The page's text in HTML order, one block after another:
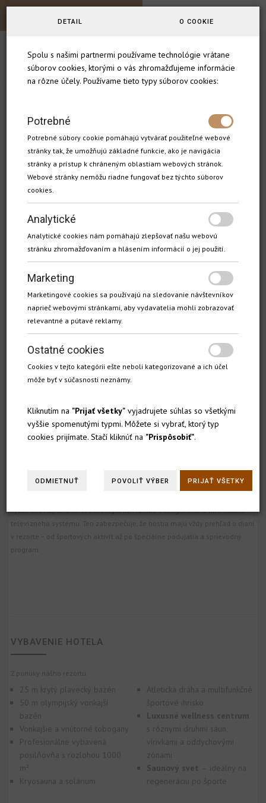
X-BIONIC HOTEL
1
VOĽBA OSÔB
2
VOĽBA IZBY
3
OSOBNÉ ÚDAJE
4
POTVRDENIE
X-BIONIC HOTEL
5.0 / 5
X-BIONIC® HOTEL - DOKONALÉ ZÁZEMIE
PRE VÁŠ POBYT.
INFORMÁCIE O HOTELI
X-BIONIC® HOTEL ponúka moderné a komfortné ubytovanie v priestranných
aj návštevníkov hľadajúcich oddych v exkluzívnom prostredí súkromného
rezortu.
vybavené najnovšími technológiami, vrátane inteligentného informačno-
televízneho systému. Ten zabezpečuje, že hostia majú vždy prehľad o dianí
v rezorte – od športových aktivít až po špeciálne podujatia a sprievodný
program.
VYBAVENIE HOTELA
Z ponuky nášho rezortu:
25 m krytý plavecký bazén
50 m olympijský vonkajší
bazén
Vonkajšie a vnútorné tobogany
Profesionálne vybavená
posilňovňa s rozlohou 1000
m²
Kryosauna a solárium
Atletická dráha a multifunkčné
športové ihrisko
Luxusné wellness centrum
s rôznymi druhmi sáun,
vírivkami a oddychovými
zónami
Saunový svet – ideálny na
regeneráciu po športe
DETAIL O COOKIE
Spolu s našimi partnermi používame technológie vrátane
súborov cookies, ktorými o vás zhromažďujeme informácie
na rôzne účely. Používame tieto typy súborov cookies:
Potrebné
Potrebné súbory cookie pomáhajú vytvárať použiteľné webové
stránky tak, že umožňujú základné funkcie, ako je navigácia
stránky a prístup k chráneným oblastiam webových stránok.
Webové stránky nemôžu riadne fungovať bez týchto súborov
cookies.
Analytické
Analytické cookies nám pomáhajú zlepšovať našu webovú
stránku zhromažďovaním a hlásením informácií o jej použití.
Marketing
Marketingové cookies sa používajú na sledovanie návštevníkov
naprieč webovými stránkami, aby vydavatelia mohli zobrazovať
relevantné a pútavé reklamy.
Ostatné cookies
Cookies v tejto kategórii ešte neboli kategorizované a ich účel
môže byť v súčasnosti neznámy.
Kliknutím na "Prijať všetky" vyjadrujete súhlas so všetkými
vyššie spomenutými typmi. Môžete si vybrať, ktorý typ
cookies prijímate. Stačí kliknúť na "Prispôsobiť".
ODMIETNUŤ POVOLIŤ VÝBER PRIJAŤ VŠETKY